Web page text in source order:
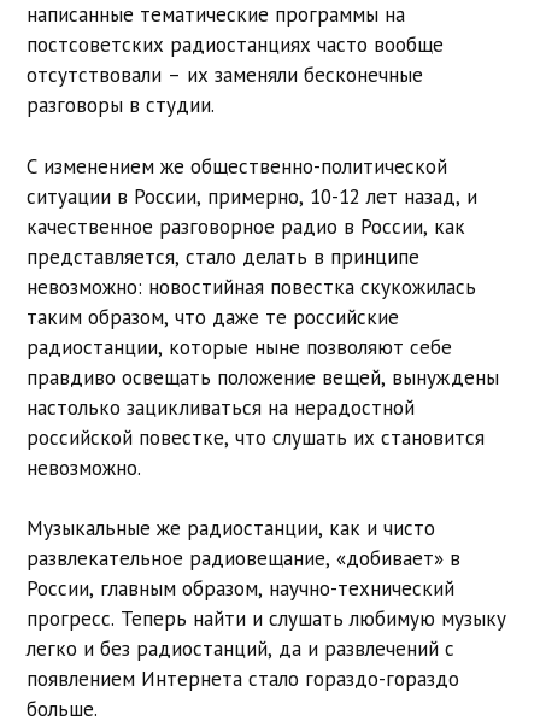
написанные тематические программы на
постсоветских радиостанциях часто вообще
отсутствовали – их заменяли бесконечные
разговоры в студии.
С изменением же общественно-политической
ситуации в России, примерно, 10-12 лет назад, и
качественное разговорное радио в России, как
представляется, стало делать в принципе
невозможно: новостийная повестка скукожилась
таким образом, что даже те российские
радиостанции, которые ныне позволяют себе
правдиво освещать положение вещей, вынуждены
настолько зацикливаться на нерадостной
российской повестке, что слушать их становится
невозможно.
Музыкальные же радиостанции, как и чисто
развлекательное радиовещание, «добивает» в
России, главным образом, научно-технический
прогресс. Теперь найти и слушать любимую музыку
легко и без радиостанций, да и развлечений с
появлением Интернета стало гораздо-гораздо
больше.